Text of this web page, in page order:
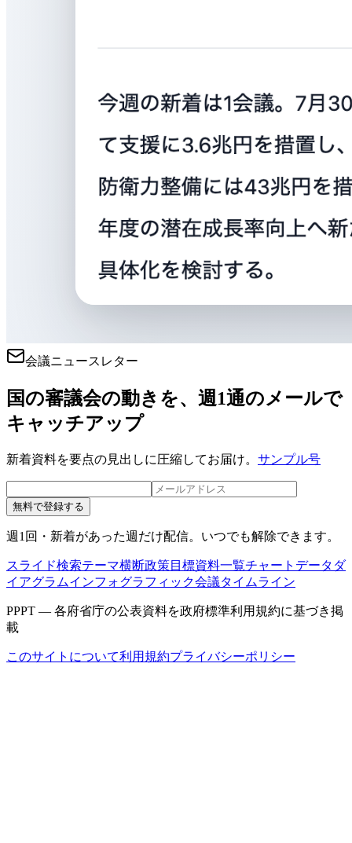
会議ニュースレター
国の審議会の動きを、週1通のメールで
キャッチアップ
新着資料を要点の見出しに圧縮してお届け。 サンプル号
無料で登録する
週1回・新着があった週だけ配信。いつでも解除できます。
スライド検索テーマ横断政策目標資料一覧チャートデータ ダ
イアグラムインフォグラフィック会議タイムライン
PPPT — 各府省庁の公表資料を政府標準利用規約に基づき掲
載
このサイトについて利用規約プライバシーポリシー